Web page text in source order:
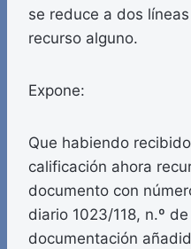
se reduce a dos
recurso alguno.
Expone:
Que habiendo
calificación ahora
documento con
diario 1023/118, n.º
documentación